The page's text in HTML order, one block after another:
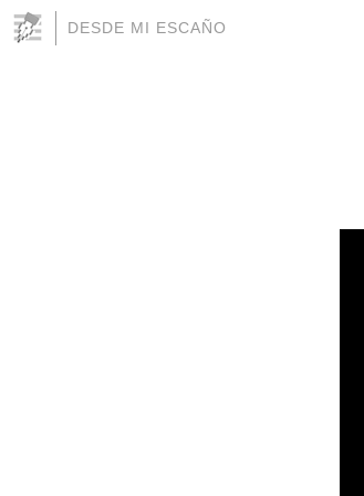
DESDE MI ESCAÑO